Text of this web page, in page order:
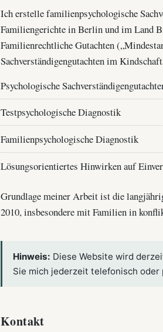
Ich erstelle familienpsychologische
Familiengerichte in Berlin und im Land
Familienrechtliche Gutachten
Sachverständigengutachten im
Psychologische
Testpsychologische Diagnostik
Familienpsychologische Diagnostik
Lösungsorientiertes Hinwirken auf
Grundlage meiner Arbeit ist die
2010, insbesondere mit Familien in
Hinweis: Diese Website wird
Sie mich jederzeit telefonisch oder
Kontakt